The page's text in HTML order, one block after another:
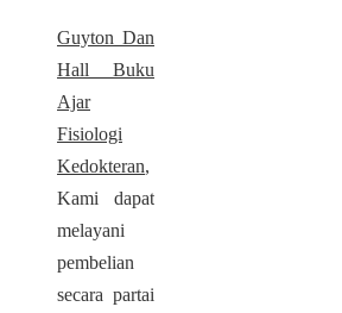
Guyton Dan
Hall Buku
Ajar
Fisiologi
Kedokteran,
Kami dapat
melayani
pembelian
secara partai